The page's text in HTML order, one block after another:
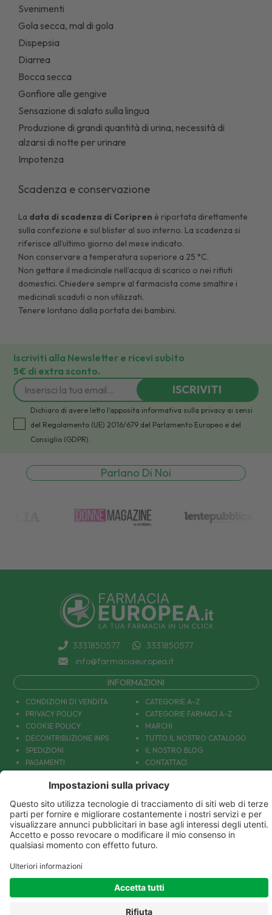
Svenimenti
Gola secca, mal di gola
Dispepsia
Diarrea
Bocca secca
Gonfiore alle gengive
Sensazione di salato sulla lingua
Produzione di grandi quantità di urina, necessità di
alzarsi di notte per urinare
Impotenza
Scadenza e conservazione
La data di scadenza di Coripren è riportata direttamente
sulla confezione e sul blister al suo interno. La scadenza si
riferisce all’ultimo giorno del mese indicato.
Non conservare a temperatura superiore a 25 °C.
Non gettare il medicinale nell’acqua di scarico o nei rifiuti
domestici. Chiedere sempre al farmacista come smaltire i
medicinali scaduti o non utilizzati.
Tenere lontano dalla portata dei bambini.
Iscriviti alla Newsletter e ricevi subito
5€ di extra sconto.
ISCRIVITI
Dichiaro di avere letto l'apposita informativa sulla privacy ai sensi
del Regolamento (UE) 2016/679 del Parlamento Europeo e del
Consiglio (GDPR).
Parlano Di Noi
3331850577
3331850577
info@farmaciaeuropea.it
INFORMAZIONI
CONDIZIONI DI VENDITA
PRIVACY POLICY
COOKIE POLICY
DECONTRIBUZIONE INPS
SPEDIZIONI
PAGAMENTI
PATOLOGIE: CAUSE E RIMEDI
CATEGORIE A-Z
CATEGORIE FARMACI A-Z
MARCHI
TUTTO IL NOSTRO CATALOGO
IL NOSTRO BLOG
CONTATTACI
DIVENTIAMO AMICI!
Parafarmacia Europea Srl - Via Petraro 380- 80050 Santa Maria la Carità (NA) - P.IVA